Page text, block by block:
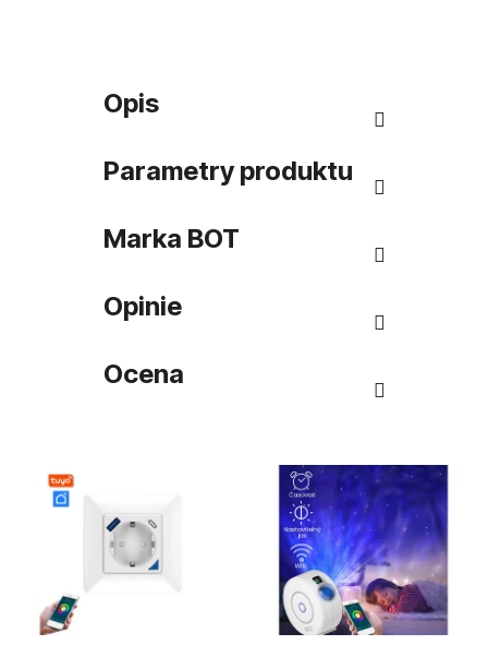
Opis
Parametry produktu
Marka BOT
Opinie
Ocena